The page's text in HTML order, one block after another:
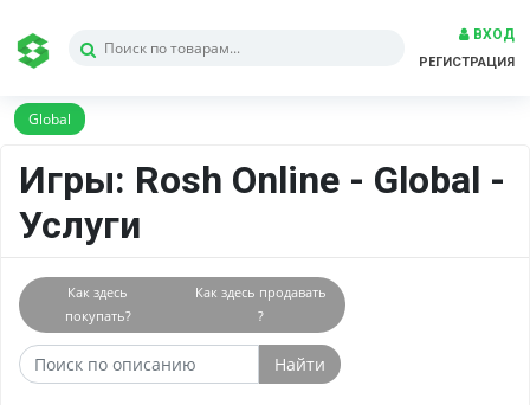
ВХОД
РЕГИСТРАЦИЯ
Global
Игры: Rosh Online - Global -
Услуги
Как здесь
покупать?
Как здесь продавать
?
Найти